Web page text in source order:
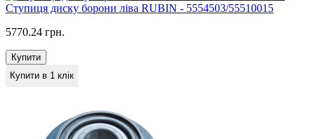
Ступиця диску борони ліва RUBIN - 5554503/55510015
5770.24 грн.
Купити
Купити в 1 клік